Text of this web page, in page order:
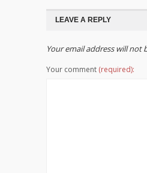
LEAVE A REPLY
Your email address will not
Your comment (required):